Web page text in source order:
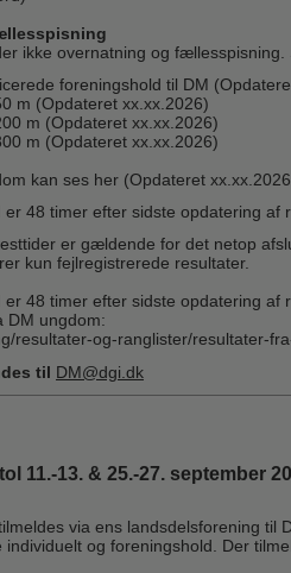
ikke overnatning og
foreningshold til DM
m (Opdateret xx.xx.2026)
m (Opdateret xx.xx.2026)
m (Opdateret xx.xx.2026)
kan ses her (Opdateret
er 48 timer efter sidste opdatering
er gældende for det netop
kun fejlregistrerede resultater.
er 48 timer efter sidste opdatering af
DM ungdom:
resultater-og-ranglister/resultater-
til DM@dgi.dk
11.-13. & 25.-27. september
via ens landsdelsforening til
og foreningshold. Der